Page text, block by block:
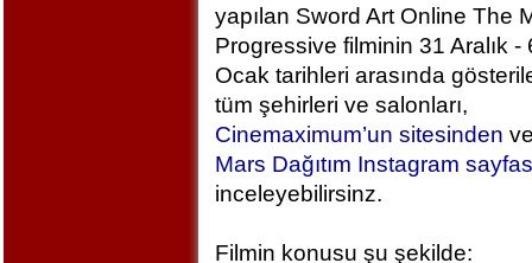
yapılan Sword Art Online The
Progressive filminin 31 Aralık -
Ocak tarihleri arasında
tüm şehirleri ve salonları,
Cinemaximum’un sitesinden
Mars Dağıtım Instagram
inceleyebilirsinz.
Filmin konusu şu şekilde: